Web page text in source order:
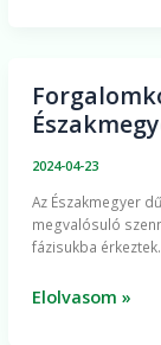
2024-04-23
​Az Északmegyer
megvalósuló
fázisukba
lesz
dűlőben
Elolvasom »